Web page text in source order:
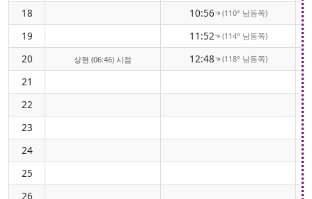
18 10:56↑(110° 남동쪽)
19 11:52↑(114° 남동쪽)
20 상현 (06:46) 시점 12:48↑(118° 남동쪽)
21
22
23
24
25
26